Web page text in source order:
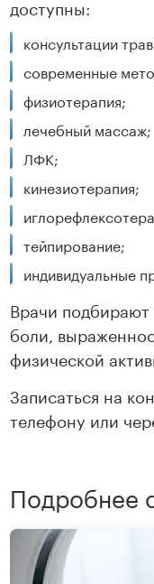
доступны:
консультации
современные
физиотерапия;
лечебный массаж;
ЛФК;
кинезиотерапия;
тейпирование;
индивидуальные
Врачи
боли,
физической
Записаться на
телефону или
Подробнее